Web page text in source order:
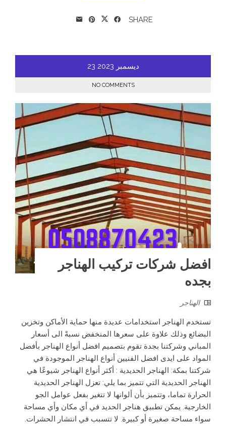
SHARE
ديسمبر 23 2023
NO COMMENTS
افضل شركات تركيب الهناجر
بجده
الهناجر
تستخدم الهناجر استخدامات عديدة منها حماية الأماكن وتخزين
البضائع وذلك علاوة على سعرها المنخفض نسبةً الى أسعار
المباني وشركتنا بجدة تقوم بتصميم افضل أنواع الهناجر بأفضل
المواد على ايدى افضل الفنيين أنواع الهناجر الموجودة في
شركتنا بمكة: الهناجر الحديدية : أكثر أنواع الهناجر شيوعًا هي
الهناجر الحديدية التي تتميز بما يلي: تعزل الهناجر الحديدية
الحرارة تماما، وتتميز بأن ألوانها لا تتغير بفعل عوامل الجو
الخارجية. يمكن تطبيق هناجر الحديد في أي مكان وأي مساحة
سواء مساحة صغيرة أو كبيرة. لا تتسبب في انتشار الحشرات.